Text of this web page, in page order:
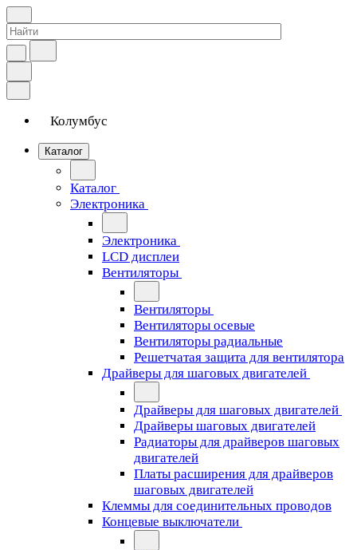
Колумбус
Каталог
Каталог
Электроника
Электроника
LCD дисплеи
Вентиляторы
Вентиляторы
Вентиляторы осевые
Вентиляторы радиальные
Решетчатая защита для вентилятора
Драйверы для шаговых двигателей
Драйверы для шаговых двигателей
Драйверы шаговых двигателей
Радиаторы для драйверов шаговых
двигателей
Платы расширения для драйверов
шаговых двигателей
Клеммы для соединительных проводов
Концевые выключатели